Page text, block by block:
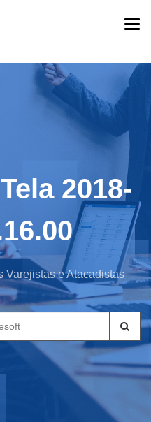
2018-
Varejistas e Atacadistas